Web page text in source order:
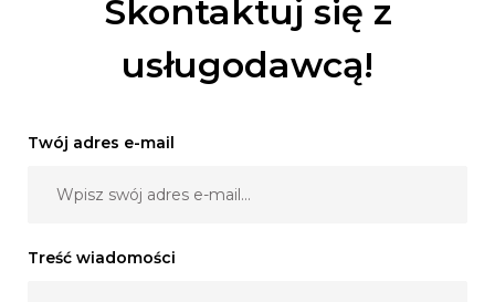
Skontaktuj się z
usługodawcą!
Twój adres e-mail
Treść wiadomości